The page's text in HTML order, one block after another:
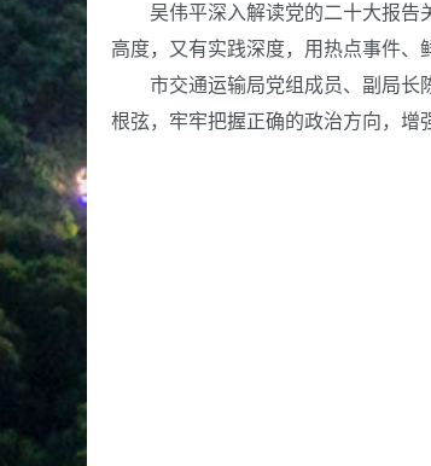
吴伟平深入解读党的二十大报告关
高度，又有实践深度，用热点事件、
市交通运输局党组成员、副局长陈
根弦，牢牢把握正确的政治方向，增